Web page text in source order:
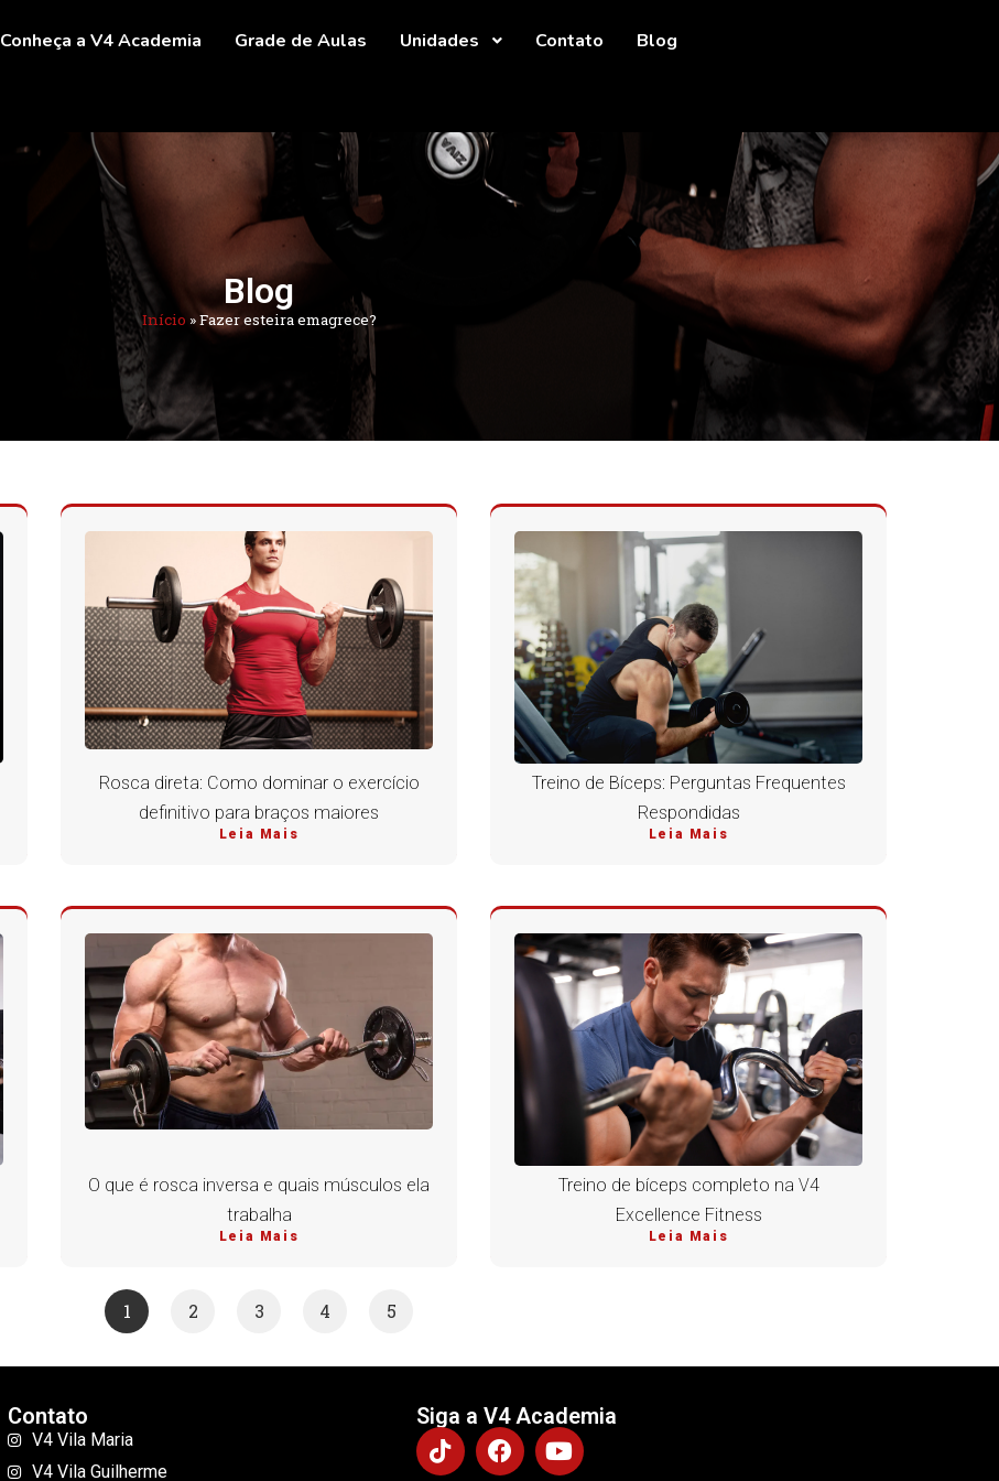
Conheça a V4 Academia Grade de Aulas Unidades Contato Blog
Blog
Início »Fazer esteira emagrece?
Rosca direta: Como dominar o exercício
definitivo para braços maiores
Leia Mais
Treino de Bíceps: Perguntas Frequentes
Respondidas
Leia Mais
O que é rosca inversa e quais músculos ela
trabalha
Leia Mais
Treino de bíceps completo na V4
Excellence Fitness
Leia Mais
1 2 3 4 5
Contato
V4 Vila Maria
V4 Vila Guilherme
Siga a V4 Academia